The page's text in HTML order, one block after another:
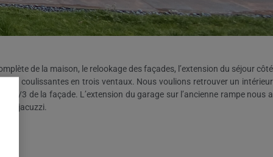
de la maison, le relookage des façades, l’extension du séjour côté
coulissantes en trois ventaux. Nous voulions retrouver un intérieur
2/3 de la façade. L’extension du garage sur l’ancienne rampe nous a
jacuzzi.